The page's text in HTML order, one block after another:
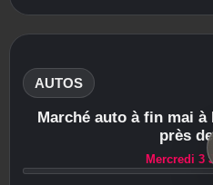
AUTOS
Marché auto à fin mai
près
Mercredi 3